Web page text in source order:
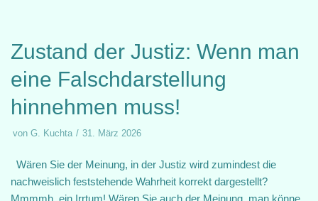
Zustand der Justiz: Wenn man
eine Falschdarstellung
hinnehmen muss!
von G. Kuchta 31. März 2026
Wären Sie der Meinung, in der Justiz wird zumindest die
nachweislich feststehende Wahrheit korrekt dargestellt?
Mmmmh, ein Irrtum! Wären Sie auch der Meinung, man könne